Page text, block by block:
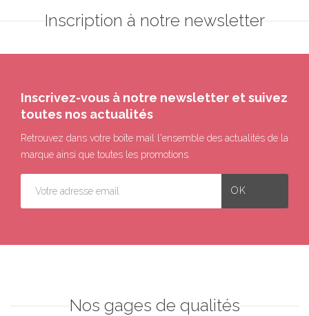
Inscription à notre newsletter
Inscrivez-vous à notre newsletter et suivez
toutes nos actualités
Retrouvez dans votre boîte mail l'ensemble des actualités de la
marque ainsi que toutes les promotions.
Nos gages de qualités